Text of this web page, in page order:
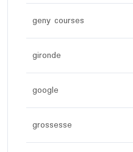
geny courses
gironde
google
grossesse